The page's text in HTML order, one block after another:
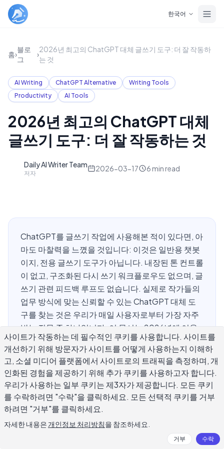
한국어
홈›
블로
그
›
2026년 최고의 ChatGPT 대체 글쓰기 도구: 더 잘 작동하
는 것
AI Writing ChatGPT Alternative
Writing Tools
Productivity
AI Tools
2026년 최고의 ChatGPT 대체
글쓰기 도구: 더 잘 작동하는 것
Daily AI Writer Team
저자
2026-03-17 6 min read
ChatGPT를 글쓰기 작업에 사용해본 적이 있다면, 아
마도 마찰력을 느꼈을 것입니다: 이것은 일반용 챗봇
이지, 전용 글쓰기 도구가 아닙니다. 내장된 톤 컨트롤
이 없고, 구조화된 다시 쓰기 워크플로우도 없으며, 글
쓰기 관련 피드백 루프도 없습니다. 실제로 작가들의
업무 방식에 맞는 신뢰할 수 있는 ChatGPT 대체 도
구를 찾는 것은 우리가 매일 사용자로부터 가장 자주
받는 질문 중 하나입니다. 이 문서는 2026년에 이용
가능한 최고의 옵션들을 비교하고, 각 도구가 무엇을
잘하는지 분석하며, 이메일, 블로그 포스트, 창작물,
또는 전문적 카피 작성 등 특정 글쓰기 작업에 맞는 올
바른 도구를 선택하도록 도와줍니다.
왜 작가들은 ChatGPT 대체 도구를 찾고
사이트가 작동하는 데 필수적인 쿠키를 사용합니다. 사이트를
개선하기 위해 방문자가 사이트를 어떻게 사용하는지 이해하
고, 소셜 미디어 플랫폼에서 사이트로의 트래픽을 측정하며, 개
인화된 경험을 제공하기 위해 추가 쿠키를 사용하고자 합니다.
우리가 사용하는 일부 쿠키는 제3자가 제공합니다. 모든 쿠키
를 수락하려면 "수락"을 클릭하세요. 모든 선택적 쿠키를 거부
하려면 "거부"를 클릭하세요.
자세한 내용은 개인정보 처리방침을 참조하세요.
거부 수락